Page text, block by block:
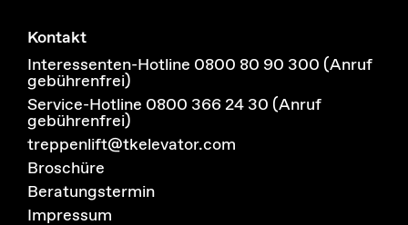
Kontakt
Interessenten-Hotline 0800 80 90 300 (Anruf
gebührenfrei)
Service-Hotline 0800 366 24 30 (Anruf
gebührenfrei)
treppenlift@tkelevator.com
Broschüre
Beratungstermin
Impressum